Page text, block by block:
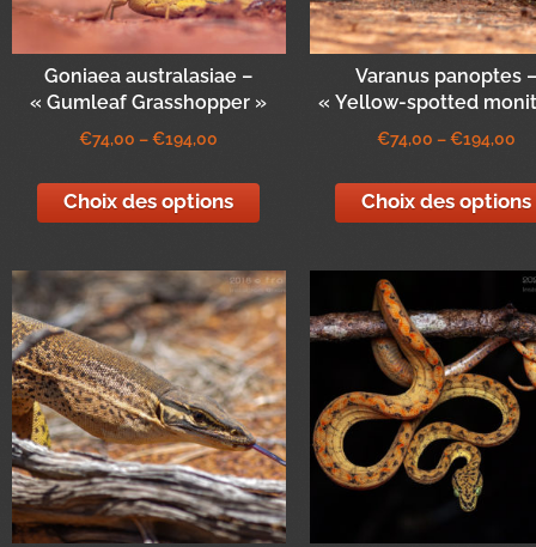
Goniaea australasiae –
« Gumleaf Grasshopper »
€74,00 –€194,00
Choix des options
Varanus panoptes –
« Yellow-spotted
€74,00 –€194,00
Choix des options